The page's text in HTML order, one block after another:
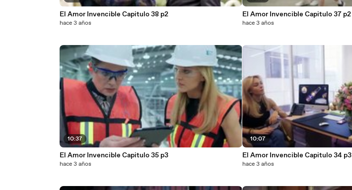
El Amor Invencible Capitulo 38 p2
hace 3 años
10:37
El Amor Invencible Capitulo 35 p3
hace 3 años
El Amor Invencible Capitulo 37 p2
hace 3 años
10:07
El Amor Invencible Capitulo 34 p3
hace 3 años